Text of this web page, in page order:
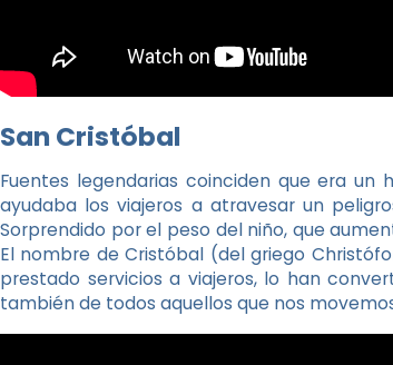
San Cristóbal
Fuentes legendarias coinciden que era
ayudaba los viajeros a atravesar un
Sorprendido por el peso del niño, que
El nombre de Cristóbal (del griego
prestado servicios a viajeros, lo han
también de todos aquellos que nos